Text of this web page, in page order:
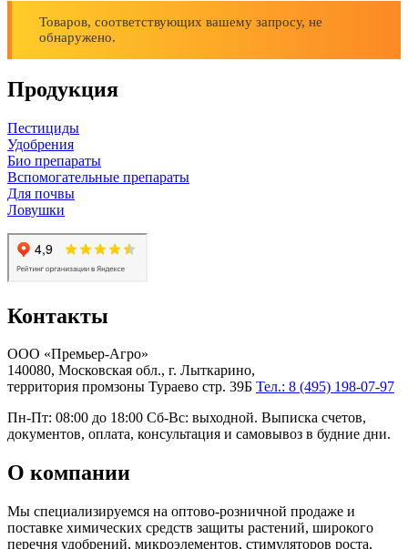
Товаров, соответствующих вашему запросу, не
обнаружено.
Продукция
Пестициды
Удобрения
Био препараты
Вспомогательные препараты
Для почвы
Ловушки
Контакты
ООО «Премьер-Агро»
140080, Московская обл., г. Лыткарино,
территория промзоны Тураево стр. 39Б Тел.: 8 (495) 198-07-97
Пн-Пт: 08:00 до 18:00 Сб-Вс: выходной. Выписка счетов,
документов, оплата, консультация и самовывоз в будние дни.
О компании
Мы специализируемся на оптово-розничной продаже и
поставке химических средств защиты растений, широкого
перечня удобрений, микроэлементов, стимуляторов роста,